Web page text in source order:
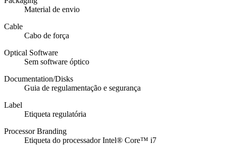
Material de envio
Cable
Cabo de força
Optical Software
Sem software óptico
Documentation/Disks
Guia de regulamentação e segurança
Label
Etiqueta regulatória
Processor Branding
Etiqueta do processador Intel® Core™ i7